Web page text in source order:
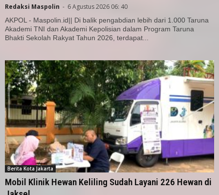
Redaksi Maspolin - 6 Agustus 2026 06: 40
AKPOL - Maspolin.id|| Di balik pengabdian lebih dari 1.000 Taruna
Akademi TNI dan Akademi Kepolisian dalam Program Taruna
Bhakti Sekolah Rakyat Tahun 2026, terdapat...
Berita Kota Jakarta
Mobil Klinik Hewan Keliling Sudah Layani 226 Hewan di